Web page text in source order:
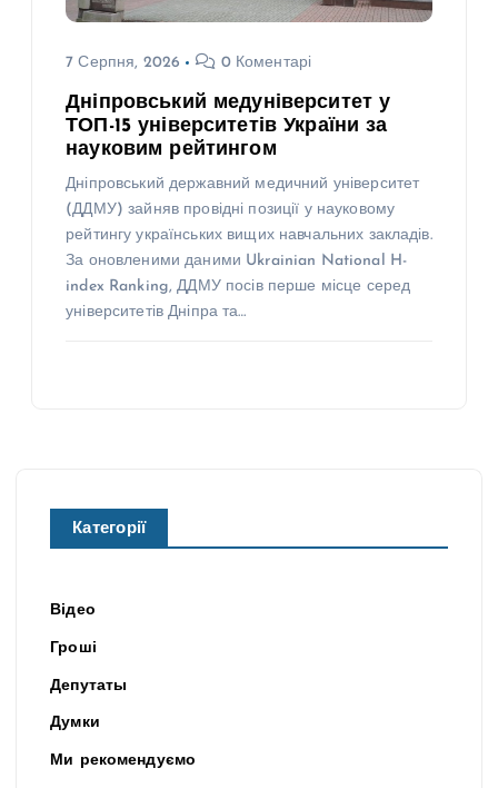
7 Серпня, 2026 0 Коментарі
Дніпровський медуніверситет у
ТОП-15 університетів України за
науковим рейтингом
Дніпровський державний медичний університет
(ДДМУ) зайняв провідні позиції у науковому
рейтингу українських вищих навчальних закладів.
За оновленими даними Ukrainian National H-
index Ranking, ДДМУ посів перше місце серед
університетів Дніпра та…
Категорії
Відео
Гроші
Депутаты
Думки
Ми рекомендуємо